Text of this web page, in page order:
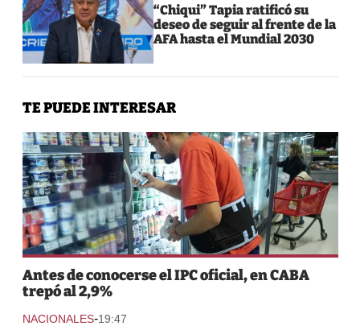
“Chiqui” Tapia ratificó su
deseo de seguir al frente de la
AFA hasta el Mundial 2030
TE PUEDE INTERESAR
Antes de conocerse el IPC oficial, en CABA
trepó al 2,9%
NACIONALES-19:47